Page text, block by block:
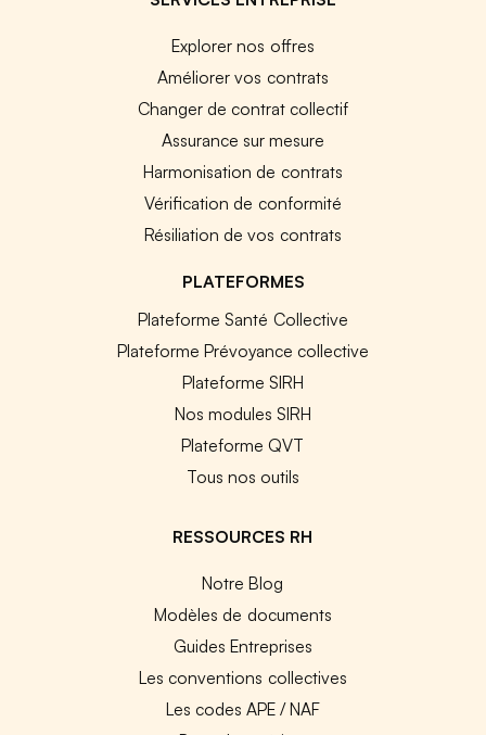
Explorer nos offres
Améliorer vos contrats
Changer de contrat collectif
Assurance sur mesure
Harmonisation de contrats
Vérification de conformité
Résiliation de vos contrats
PLATEFORMES
Plateforme Santé Collective
Plateforme Prévoyance collective
Plateforme SIRH
Nos modules SIRH
Plateforme QVT
Tous nos outils
RESSOURCES RH
Notre Blog
Modèles de documents
Guides Entreprises
Les conventions collectives
Les codes APE / NAF